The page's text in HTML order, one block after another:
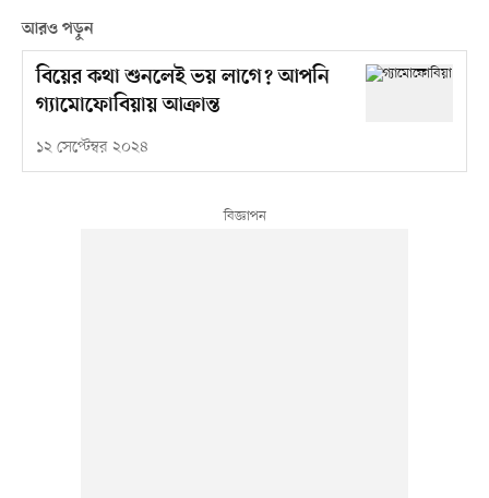
আরও পড়ুন
বিয়ের কথা শুনলেই ভয় লাগে? আপনি
গ্যামোফোবিয়ায় আক্রান্ত
১২ সেপ্টেম্বর ২০২৪